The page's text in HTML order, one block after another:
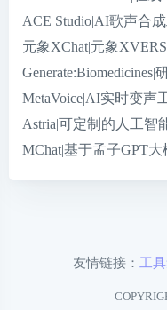
ACE Studio|AI歌声合
元象XChat|元象
MetaVoice|AI实时变声
Astria|可定制的人工智
MChat|基于孟子GPT
友情链接： 工